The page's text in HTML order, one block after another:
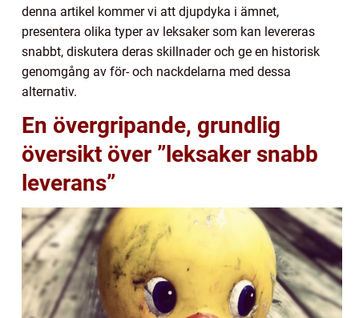
denna artikel kommer vi att djupdyka i ämnet,
presentera olika typer av leksaker som kan levereras
snabbt, diskutera deras skillnader och ge en historisk
genomgång av för- och nackdelarna med dessa
alternativ.
En övergripande, grundlig
översikt över ”leksaker snabb
leverans”